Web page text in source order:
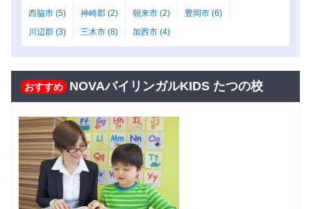
生
8,500円(税込) / 月
回数：4 / 1セッション40分
生
9,000
回数：4 / 1セッション40分
Class2c,2b,2a
中学生 高校生
グループレッスン
9,500円(税込) / 月
回数：4 / 1セッション40分
西脇市 (5)
神崎郡 (2) 朝来市 (2)
豊岡市 (6)
川辺郡 (3)
三木市 (8) 加西市 (4)
おすすめ NOVAバイリンガルKIDS たつの校